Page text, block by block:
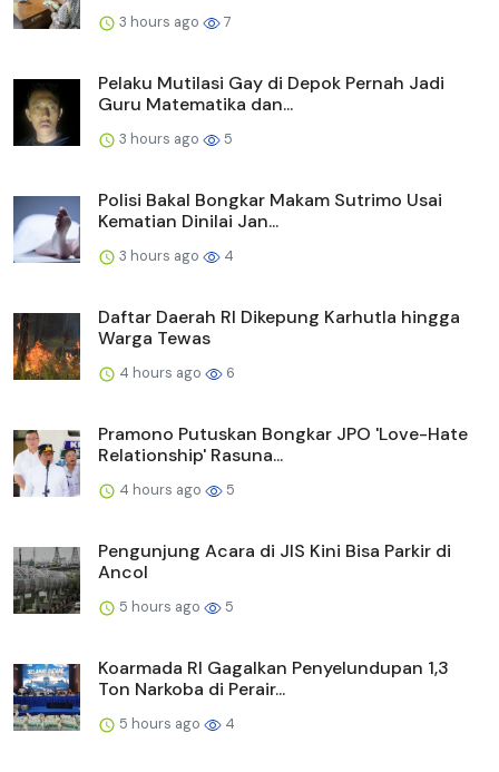
3 hours ago 7
Pelaku Mutilasi Gay di Depok Pernah Jadi
Guru Matematika dan...
3 hours ago 5
Polisi Bakal Bongkar Makam Sutrimo Usai
Kematian Dinilai Jan...
3 hours ago 4
Daftar Daerah RI Dikepung Karhutla hingga
Warga Tewas
4 hours ago 6
Pramono Putuskan Bongkar JPO 'Love-Hate
Relationship' Rasuna...
4 hours ago 5
Pengunjung Acara di JIS Kini Bisa Parkir di
Ancol
5 hours ago 5
Koarmada RI Gagalkan Penyelundupan 1,3
Ton Narkoba di Perair...
5 hours ago 4